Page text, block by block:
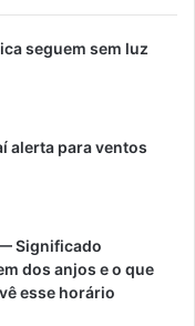
seguem sem luz
alerta para ventos
Significado
dos anjos e o que
esse horário